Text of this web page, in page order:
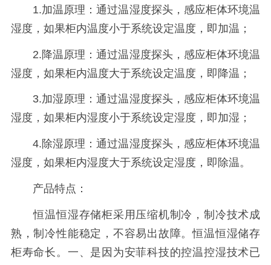
1.加温原理：通过温湿度探头，感应柜体环境温
湿度，如果柜内温度小于系统设定温度，即加温；
2.降温原理：通过温湿度探头，感应柜体环境温
湿度，如果柜内温度大于系统设定温度，即降温；
3.加湿原理：通过温湿度探头，感应柜体环境温
湿度，如果柜内湿度小于系统设定湿度，即加湿；
4.除湿原理：通过温湿度探头，感应柜体环境温
湿度，如果柜内湿度大于系统设定湿度，即除温。
产品特点：
恒温恒湿存储柜采用压缩机制冷，制冷技术成
熟，制冷性能稳定，不容易出故障。恒温恒湿储存
柜寿命长。一、是因为安菲科技的控温控湿技术已